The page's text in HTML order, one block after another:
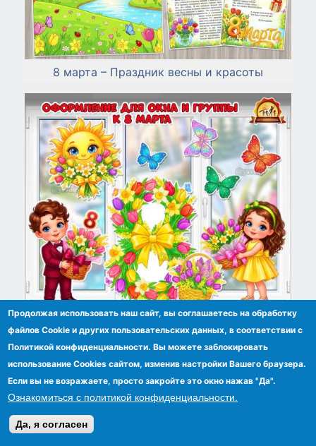
8 марта – Праздник весны и красоты
Оформление для окон и группы к 8 марта
Продолжая использовать наш сайт, вы соглашаетесь на обработку
файлов Сookie и других пользовательских данных, в соответствии с
Политикой конфиденциальности. Вы можете заблокировать
использование Cookies сайтом, изменив настройки Вашего браузера.
Если вы не возражаете, просто закройте это окно нажав "Да".
Ознакомиться с политикой конфиденциальности.
Да, я согласен